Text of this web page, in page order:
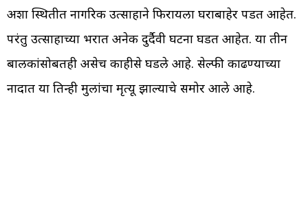
अशा स्थितीत नागरिक उत्साहाने फिरायला घराबाहेर पडत आहेत.
परंतु उत्साहाच्या भरात अनेक दुर्दैवी घटना घडत आहेत. या तीन
बालकांसोबतही असेच काहीसे घडले आहे. सेल्फी काढण्याच्या
नादात या तिन्ही मुलांचा मृत्यू झाल्याचे समोर आले आहे.